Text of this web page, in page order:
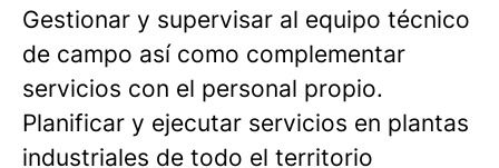
Gestionar y supervisar al equipo técnico
de campo así como complementar
servicios con el personal propio.
Planificar y ejecutar servicios en plantas
industriales de todo el territorio